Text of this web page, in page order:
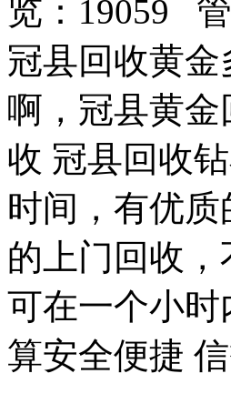
览：19059 管
冠县回收黄
啊，冠县黄
收 冠县回收
时间，有优
的上门回收
可在一个小
算安全便捷